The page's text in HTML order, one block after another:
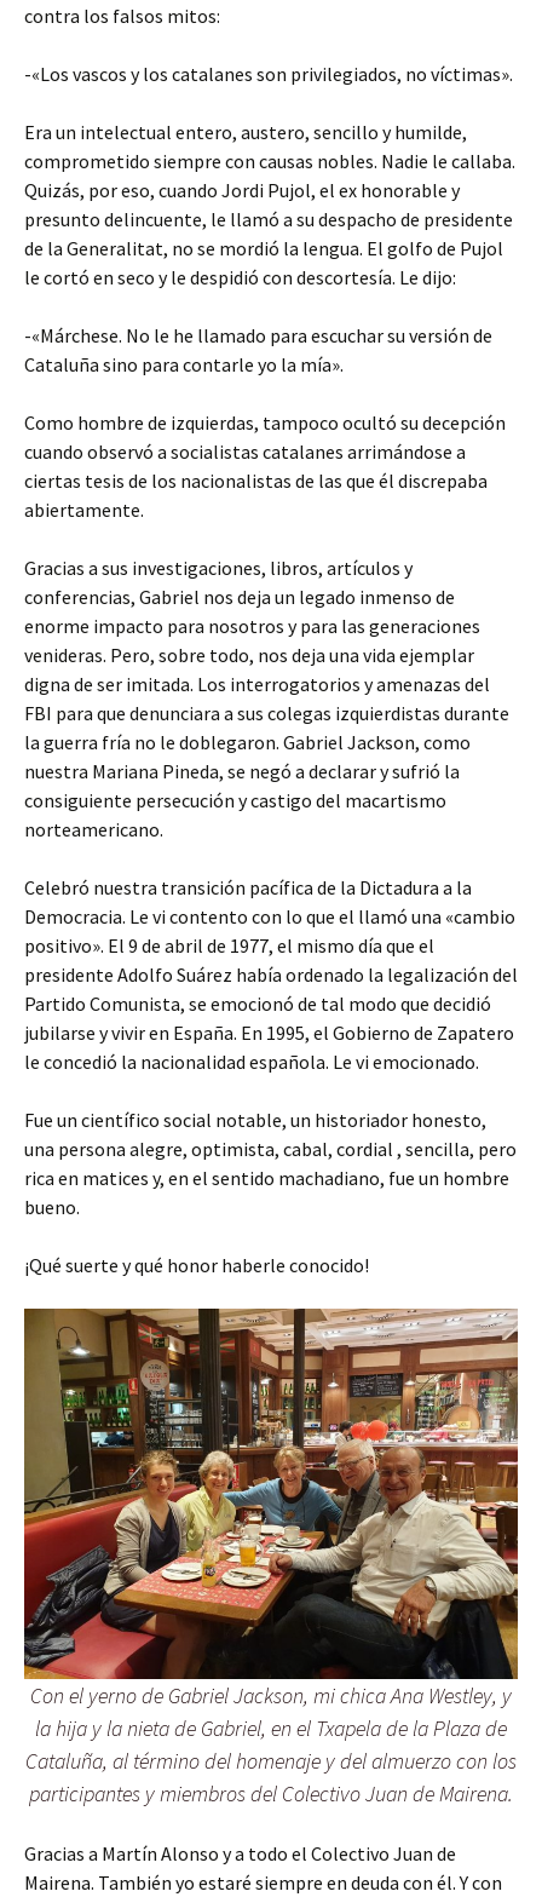
contra los falsos mitos:
-«Los vascos y los catalanes son privilegiados, no víctimas».
Era un intelectual entero, austero, sencillo y humilde,
comprometido siempre con causas nobles. Nadie le callaba.
Quizás, por eso, cuando Jordi Pujol, el ex honorable y
presunto delincuente, le llamó a su despacho de presidente
de la Generalitat, no se mordió la lengua. El golfo de Pujol
le cortó en seco y le despidió con descortesía. Le dijo:
-«Márchese. No le he llamado para escuchar su versión de
Cataluña sino para contarle yo la mía».
Como hombre de izquierdas, tampoco ocultó su decepción
cuando observó a socialistas catalanes arrimándose a
ciertas tesis de los nacionalistas de las que él discrepaba
abiertamente.
Gracias a sus investigaciones, libros, artículos y
conferencias, Gabriel nos deja un legado inmenso de
enorme impacto para nosotros y para las generaciones
venideras. Pero, sobre todo, nos deja una vida ejemplar
digna de ser imitada. Los interrogatorios y amenazas del
FBI para que denunciara a sus colegas izquierdistas durante
la guerra fría no le doblegaron. Gabriel Jackson, como
nuestra Mariana Pineda, se negó a declarar y sufrió la
consiguiente persecución y castigo del macartismo
norteamericano.
Celebró nuestra transición pacífica de la Dictadura a la
Democracia. Le vi contento con lo que el llamó una «cambio
positivo». El 9 de abril de 1977, el mismo día que el
presidente Adolfo Suárez había ordenado la legalización del
Partido Comunista, se emocionó de tal modo que decidió
jubilarse y vivir en España. En 1995, el Gobierno de Zapatero
le concedió la nacionalidad española. Le vi emocionado.
Fue un científico social notable, un historiador honesto,
una persona alegre, optimista, cabal, cordial , sencilla, pero
rica en matices y, en el sentido machadiano, fue un hombre
bueno.
¡Qué suerte y qué honor haberle conocido!
Con el yerno de Gabriel Jackson, mi chica Ana Westley, y
la hija y la nieta de Gabriel, en el Txapela de la Plaza de
Cataluña, al término del homenaje y del almuerzo con los
participantes y miembros del Colectivo Juan de Mairena.
Gracias a Martín Alonso y a todo el Colectivo Juan de
Mairena. También yo estaré siempre en deuda con él. Y con